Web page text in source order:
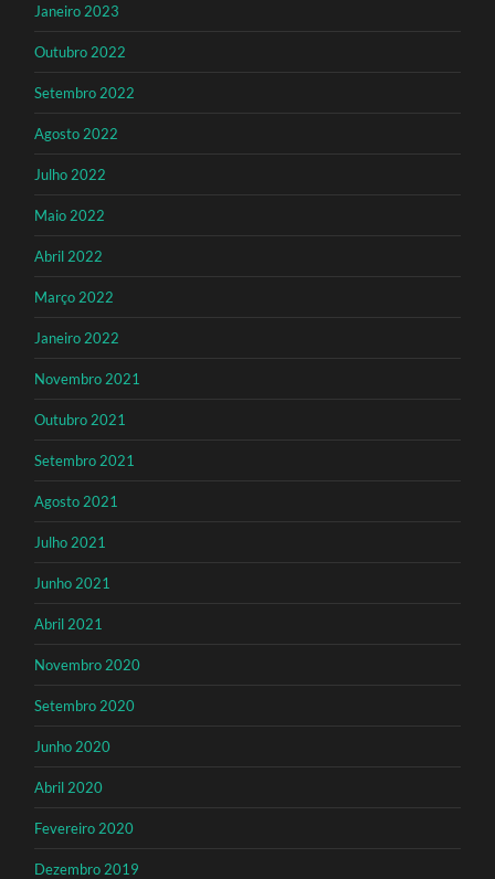
Janeiro 2023
Outubro 2022
Setembro 2022
Agosto 2022
Julho 2022
Maio 2022
Abril 2022
Março 2022
Janeiro 2022
Novembro 2021
Outubro 2021
Setembro 2021
Agosto 2021
Julho 2021
Junho 2021
Abril 2021
Novembro 2020
Setembro 2020
Junho 2020
Abril 2020
Fevereiro 2020
Dezembro 2019